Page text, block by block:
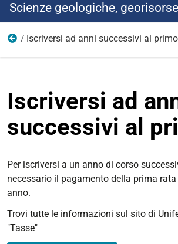
Scienze geologiche,
Iscriversi
Iscriversi ad anni successivi al primo
Iscriversi ad
successivi al
Per iscriversi a un anno di corso
necessario il pagamento della prima
anno.
Trovi tutte le informazioni sul sito di
"Tasse"